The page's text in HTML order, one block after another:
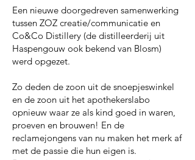
Een nieuwe doorgedreven samenwerking
tussen ZOZ creatie/communicatie en
Co&Co Distillery (de distilleerderij uit
Haspengouw ook bekend van Blosm)
werd opgezet.
Zo deden de zoon uit de snoepjeswinkel
en de zoon uit het apothekerslabo
opnieuw waar ze als kind goed in waren,
proeven en brouwen! En de
reclamejongens van nu maken het merk af
met de passie die hun eigen is.